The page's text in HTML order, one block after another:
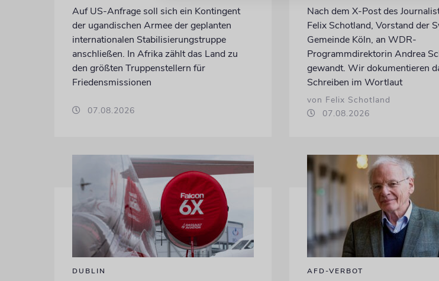
Auf US-Anfrage soll sich ein Kontingent
der ugandischen Armee der geplanten
internationalen Stabilisierungstruppe
anschließen. In Afrika zählt das Land zu
den größten Truppenstellern für
Friedensmissionen
07.08.2026
Nach dem X-Post des
Felix Schotland, Vorstand der
Gemeinde Köln, an WDR-
Programmdirektorin Andrea
gewandt. Wir dokumentieren
Schreiben im Wortlaut
von Felix Schotland
07.08.2026
DUBLIN AFD-VERBOT